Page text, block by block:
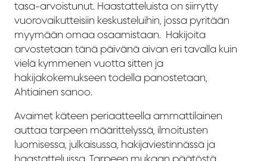
tasa-arvoistunut. Haastatteluista on siirrytty
vuorovaikutteisiin keskusteluihin, jossa pyritään
myymään omaa osaamistaan. Hakijoita
arvostetaan tänä päivänä aivan eri tavalla kuin
vielä kymmenen vuotta sitten ja
hakijakokemukseen todella panostetaan,
Ahtiainen sanoo.
Avaimet käteen periaatteella ammattilainen
auttaa tarpeen määrittelyssä, ilmoitusten
luomisessa, julkaisussa, hakijaviestinnässä ja
haastatteluissa. Tarpeen mukaan päätöstä